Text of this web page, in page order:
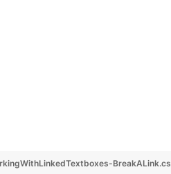
BreakALink.cs